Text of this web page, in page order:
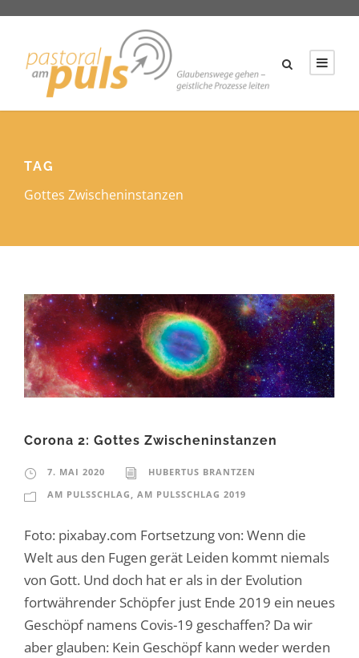
TAG
Gottes Zwischeninstanzen
Corona 2: Gottes Zwischeninstanzen
7. MAI 2020
HUBERTUS BRANTZEN
AM PULSSCHLAG , AM PULSSCHLAG 2019
Foto: pixabay.com Fortsetzung von: Wenn die
Welt aus den Fugen gerät Leiden kommt niemals
von Gott. Und doch hat er als in der Evolution
fortwährender Schöpfer just Ende 2019 ein neues
Geschöpf namens Covis-19 geschaffen? Da wir
aber glauben: Kein Geschöpf kann weder werden